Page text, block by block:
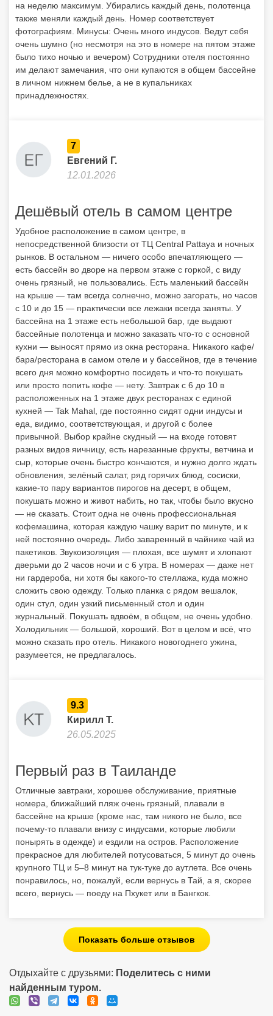
на неделю максимум. Убирались каждый день, полотенца
также меняли каждый день. Номер соответствует
фотографиям. Минусы: Очень много индусов. Ведут себя
очень шумно (но несмотря на это в номере на пятом этаже
было тихо ночью и вечером) Сотрудники отеля постоянно
им делают замечания, что они купаются в общем бассейне
в личном нижнем белье, а не в купальниках
принадлежностях.
7
Евгений Г.
12.01.2026
Дешёвый отель в самом центре
Удобное расположение в самом центре, в
непосредственной близости от ТЦ Central Pattaya и ночных
рынков. В остальном — ничего особо впечатляющего —
есть бассейн во дворе на первом этаже с горкой, с виду
очень грязный, не пользовались. Есть маленький бассейн
на крыше — там всегда солнечно, можно загорать, но часов
с 10 и до 15 — практически все лежаки всегда заняты. У
бассейна на 1 этаже есть небольшой бар, где выдают
бассейные полотенца и можно заказать что-то с основной
кухни — выносят прямо из окна ресторана. Никакого кафе/
бара/ресторана в самом отеле и у бассейнов, где в течение
всего дня можно комфортно посидеть и что-то покушать
или просто попить кофе — нету. Завтрак с 6 до 10 в
расположенных на 1 этаже двух ресторанах с единой
кухней — Tak Mahal, где постоянно сидят одни индусы и
еда, видимо, соответствующая, и другой с более
привычной. Выбор крайне скудный — на входе готовят
разных видов яичницу, есть нарезанные фрукты, ветчина и
сыр, которые очень быстро кончаются, и нужно долго ждать
обновления, зелёный салат, ряд горячих блюд, сосиски,
какие-то пару вариантов пирогов на десерт, в общем,
покушать можно и живот набить, но так, чтобы было вкусно
— не сказать. Стоит одна не очень профессиональная
кофемашина, которая каждую чашку варит по минуте, и к
ней постоянно очередь. Либо заваренный в чайнике чай из
пакетиков. Звукоизоляция — плохая, все шумят и хлопают
дверьми до 2 часов ночи и с 6 утра. В номерах — даже нет
ни гардероба, ни хотя бы какого-то стеллажа, куда можно
сложить свою одежду. Только планка с рядом вешалок,
один стул, один узкий письменный стол и один
журнальный. Покушать вдвоём, в общем, не очень удобно.
Холодильник — большой, хороший. Вот в целом и всё, что
можно сказать про отель. Никакого новогоднего ужина,
разумеется, не предлагалось.
9.3
Кирилл Т.
26.05.2025
Первый раз в Таиланде
Отличные завтраки, хорошее обслуживание, приятные
номера, ближайший пляж очень грязный, плавали в
бассейне на крыше (кроме нас, там никого не было, все
почему-то плавали внизу с индусами, которые любили
понырять в одежде) и ездили на остров. Расположение
прекрасное для любителей потусоваться, 5 минут до очень
крупного ТЦ и 5–8 минут на тук-туке до аутлета. Все очень
понравилось, но, пожалуй, если вернусь в Тай, а я, скорее
всего, вернусь — поеду на Пхукет или в Бангкок.
Показать больше отзывов
Отдыхайте с друзьями: Поделитесь с ними
найденным туром.